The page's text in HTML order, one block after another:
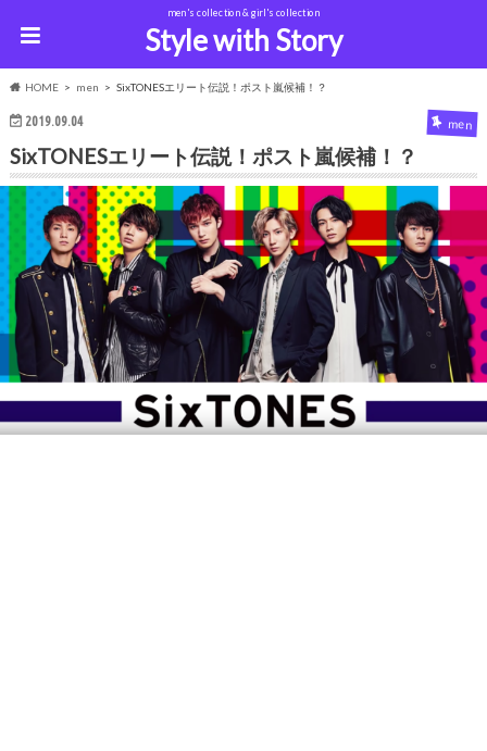
men's collection & girl's collection
Style with Story
HOME men SixTONESエリート伝説！ポスト嵐候補！？
2019.09.04 men
SixTONESエリート伝説！ポスト嵐候補！？